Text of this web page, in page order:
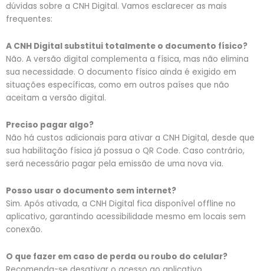
dúvidas sobre a CNH Digital. Vamos esclarecer as mais
frequentes:
A CNH Digital substitui totalmente o documento físico?
Não. A versão digital complementa a física, mas não elimina
sua necessidade. O documento físico ainda é exigido em
situações específicas, como em outros países que não
aceitam a versão digital.
Preciso pagar algo?
Não há custos adicionais para ativar a CNH Digital, desde que
sua habilitação física já possua o QR Code. Caso contrário,
será necessário pagar pela emissão de uma nova via.
Posso usar o documento sem internet?
Sim. Após ativada, a CNH Digital fica disponível offline no
aplicativo, garantindo acessibilidade mesmo em locais sem
conexão.
O que fazer em caso de perda ou roubo do celular?